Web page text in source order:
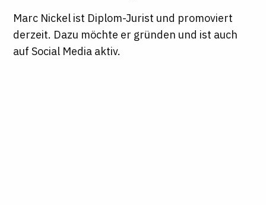
Marc Nickel ist Diplom-Jurist und promoviert
derzeit. Dazu möchte er gründen und ist auch
auf Social Media aktiv.